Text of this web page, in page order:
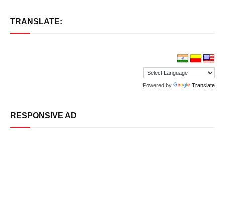
TRANSLATE:
Powered by Translate
RESPONSIVE AD